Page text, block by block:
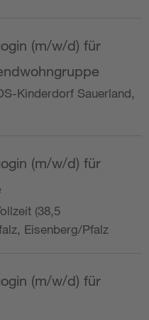
(m/w/d) für
Kinderdorf Sauerland,
(m/w/d) für
(38,5
Eisenberg/Pfalz
(m/w/d) für